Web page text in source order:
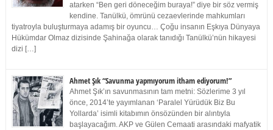
atarken “Ben geri döneceğim buraya!” diye bir söz vermiş
kendine. Tanülkü, ömrünü cezaevlerinde mahkumları
tiyatroyla buluşturmaya adamış bir oyuncu… Çoğu insanın Eşkıya Dünyaya
Hükümdar Olmaz dizisinde Şahinağa olarak tanıdığı Tanülkü’nün hikayesi
dizi […]
Ahmet Şık “Savunma yapmıyorum itham ediyorum!”
Ahmet Şık’ın savunmasının tam metni: Sözlerime 3 yıl
önce, 2014’te yayımlanan ‘Paralel Yürüdük Biz Bu
Yollarda’ isimli kitabımın önsözünden bir alıntıyla
başlayacağım. AKP ve Gülen Cemaati arasındaki mafyatik